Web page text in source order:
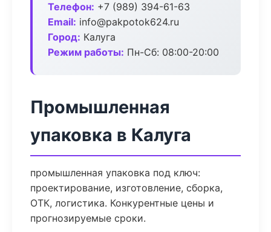
Телефон: +7 (989) 394-61-63
Email: info@pakpotok624.ru
Город: Калуга
Режим работы: Пн-Сб: 08:00-20:00
Промышленная
упаковка в Калуга
промышленная упаковка под ключ:
проектирование, изготовление, сборка,
ОТК, логистика. Конкурентные цены и
прогнозируемые сроки.